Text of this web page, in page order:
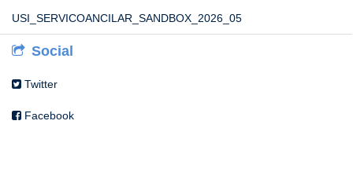
USI_SERVICOANCILAR_SANDBOX_2026_05
Social
Twitter
Facebook